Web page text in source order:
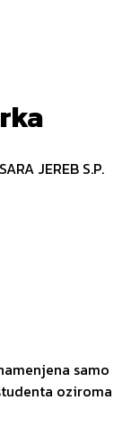
JEREB S.P.
samo
oziroma